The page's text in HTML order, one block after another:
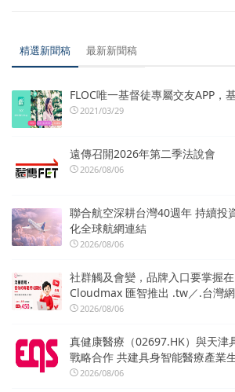
精選新聞稿 最新新聞稿
FLOC唯一基督徒專屬交友APP，
2021/03/29
遠傳召開2026年第二季法說會
2026/08/06
聯合航空深耕台灣40週年 持續投
化全球航網連結
2026/08/06
社群觸及會變，品牌入口要掌握在
Cloudmax 匯智推出 .tw／.台灣
2026/08/06
真健康醫療（02697.HK）與天津
戰略合作 共建具身智能醫療產業
2026/08/06